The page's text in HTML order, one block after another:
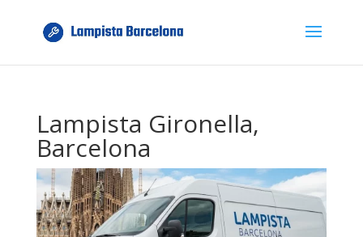
Lampista Gironella,
Barcelona